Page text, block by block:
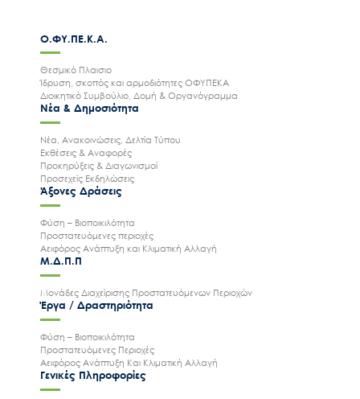
Ο.ΦΥ.ΠΕ.Κ.Α.
Θεσμικό Πλαισιο
Ίδρυση, σκοπός και αρμοδιότητες ΟΦΥΠΕΚΑ
Διοικητικό Συμβούλιο, Δομή & Οργανόγραμμα
Νέα & Δημοσιότητα
Νέα, Ανακοινώσεις, Δελτία Τύπου
Εκθέσεις & Αναφορές
Προκηρύξεις & Διαγωνισμοί
Προσεχείς Εκδηλώσεις
Άξονες Δράσεις
Φύση – Βιοποικιλότητα
Προστατευόμενες περιοχές
Αειφόρος Ανάπτυξη και Κλιματική Αλλαγή
Μ.Δ.Π.Π
Μονάδες Διαχείρισης Προστατευόμενων Περιοχών
Έργα / Δραστηριότητα
Φύση – Βιοποικιλότητα
Προστατευόμενες Περιοχές
Αειφόρος Ανάπτυξη Και Κλιματική Αλλαγή
Γενικές Πληροφορίες